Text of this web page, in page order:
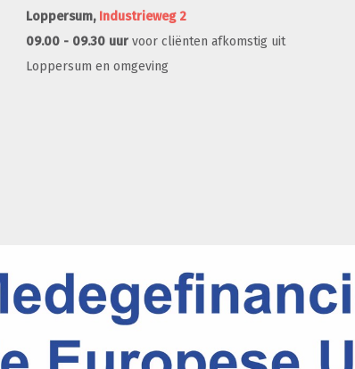
Loppersum, Industrieweg 2
09.00 - 09.30 uur voor cliënten afkomstig uit
Loppersum en omgeving